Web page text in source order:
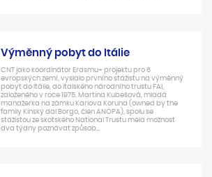
Výměnný pobyt do Itálie
CNT jako koordinátor Erasmu+ projektu pro 6
evropských zemí, vyslalo prvního stážistu na výměnný
pobyt do Itálie, do italského národního trustu FAI,
založeného v roce 1975. Martina Kubešová, mladá
manažerka na zámku Karlova Koruna (owned by the
family Kinský dal Borgo, člen ANOPA), spolu se
stážistou ze skotského National Trustu měla možnost
dva týdny poznávat způsob…